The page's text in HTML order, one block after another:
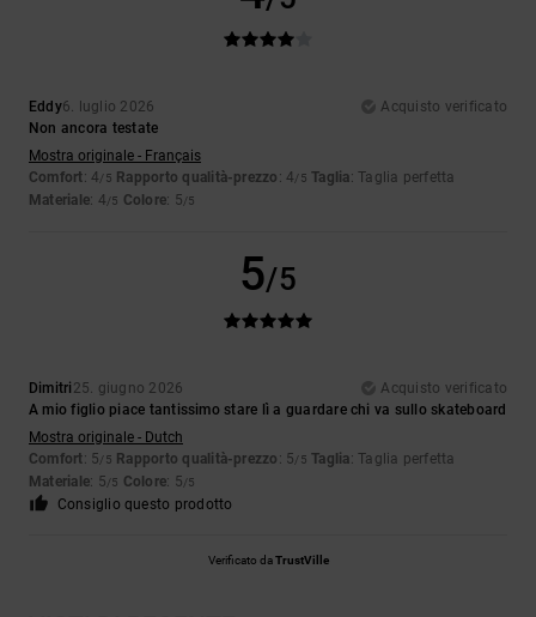
Eddy6. luglio 2026
Acquisto verificato
Non ancora testate
Mostra originale - Français
Comfort: 4/5 Rapporto qualità-prezzo : 4/5 Taglia: Taglia perfetta
Materiale: 4/5 Colore: 5/5
5/5
Dimitri 25. giugno 2026
Acquisto verificato
A mio figlio piace tantissimo stare lì a guardare chi va sullo skateboard
Mostra originale - Dutch
Comfort: 5/5 Rapporto qualità-prezzo : 5/5 Taglia: Taglia perfetta
Materiale: 5/5 Colore: 5/5
Consiglio questo prodotto
Verificato daTrustVille